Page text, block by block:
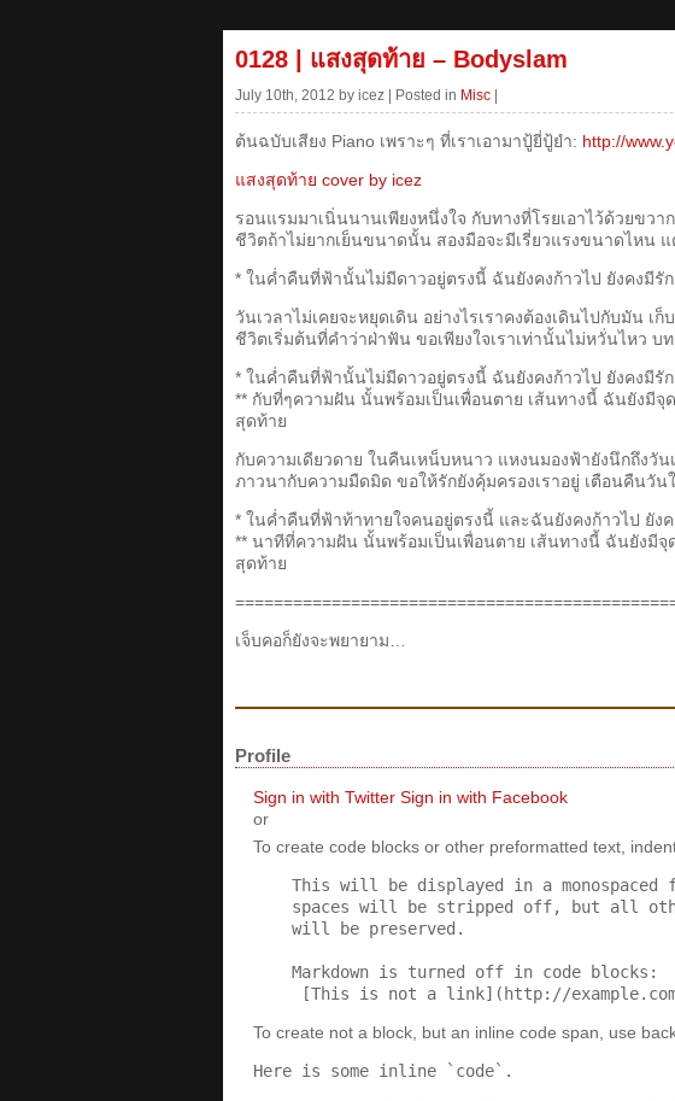
0128 | แสงสุดท้าย – Bodyslam
July 10th, 2012 by icez | Posted in Misc
ต้นฉบับเสียง Piano เพราะๆ ที่เราเอามาปู้ยี่ปู้ยำ: http://
แสงสุดท้าย cover by icez
รอนแรมมาเนิ่นนานเพียงหนึ่งใจ กับทางที่โรยเอาไว้ด้วยข
ชีวิตถ้าไม่ยากเย็นขนาดนั้น สองมือจะมีเรี่ยวแรงขนาดไหน
* ในค่ำคืนที่ฟ้านั้นไม่มีดาวอยู่ตรงนี้ ฉันยังคงก้าวไป ยังคงมีรั
วันเวลาไม่เคยจะหยุดเดิน อย่างไรเราคงต้องเดินไปกับมัน เ
ชีวิตเริ่มต้นที่คำว่าฝ่าฟัน ขอเพียงใจเราเท่านั้นไม่หวั่นไหว บ
* ในค่ำคืนที่ฟ้านั้นไม่มีดาวอยู่ตรงนี้ ฉันยังคงก้าวไป ยังคงมีรั
** กับที่ๆความฝัน นั้นพร้อมเป็นเพื่อนตาย เส้นทางนี้ ฉันยังมี
สุดท้าย
กับความเดียวดาย ในคืนเหน็บหนาว แหงนมองฟ้ายังนึกถึงวั
ภาวนากับความมืดมิด ขอให้รักยังคุ้มครองเราอยู่ เตือนคืนวัน
* ในค่ำคืนที่ฟ้าท้าทายใจคนอยู่ตรงนี้ และฉันยังคงก้าวไป ยัง
** นาทีที่ความฝัน นั้นพร้อมเป็นเพื่อนตาย เส้นทางนี้ ฉันยังมี
สุดท้าย
เจ็บคอก็ยังจะพยายาม…
Profile
Sign in with Twitter Sign in with Facebook
or
To create code blocks or other preformatted text,
To create not a block, but an inline code span, use
Here is some inline `code`.